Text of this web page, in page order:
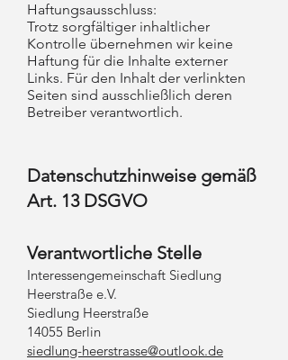
Haftungsausschluss:
Trotz sorgfältiger inhaltlicher
Kontrolle übernehmen wir keine
Haftung für die Inhalte externer
Links. Für den Inhalt der verlinkten
Seiten sind ausschließlich deren
Betreiber verantwortlich.
Datenschutzhinweise gemäß
Art. 13 DSGVO
Verantwortliche Stelle
Interessengemeinschaft Siedlung
Heerstraße e.V.
Siedlung Heerstraße
14055 Berlin
siedlung-heerstrasse@outlook.de